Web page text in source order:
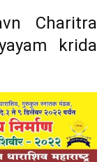
Charitra
krida